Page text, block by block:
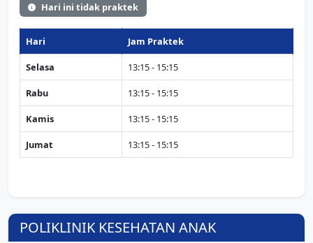
Hari ini tidak praktek
Hari Jam Praktek
Selasa 13:15 - 15:15
Rabu 13:15 - 15:15
Kamis 13:15 - 15:15
Jumat 13:15 - 15:15
POLIKLINIK KESEHATAN ANAK